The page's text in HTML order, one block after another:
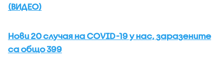
(ВИДЕО)
Нови 20 случая на COVID-19 у нас, заразените
са общо 399